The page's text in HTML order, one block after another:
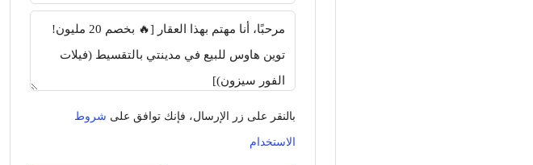
بالنقر على زر الإرسال، فإنك توافق على شروط
الاستخدام